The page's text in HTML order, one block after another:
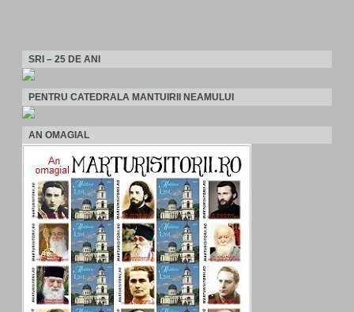
SRI – 25 DE ANI
PENTRU CATEDRALA MANTUIRII NEAMULUI
AN OMAGIAL